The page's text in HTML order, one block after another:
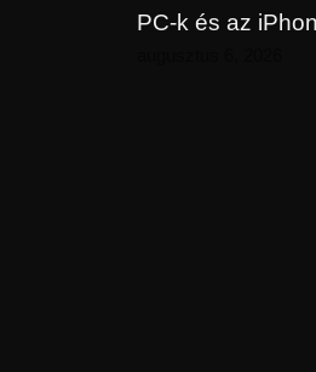
PC-k és az